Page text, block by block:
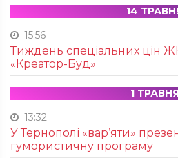
14
15:56
Тиждень спеціальних цін
«Креатор-Буд»
1
13:32
У Тернополі «вар’яти»
гумористичну програму